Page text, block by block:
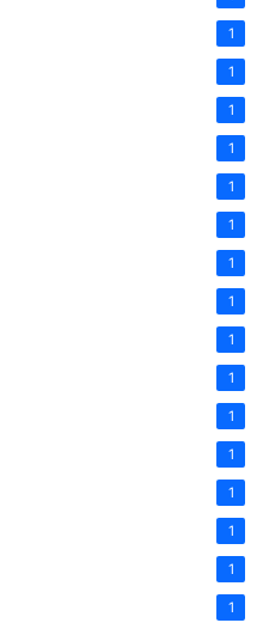
1
1
1
1
1
1
1
1
1
1
1
1
1
1
1
1